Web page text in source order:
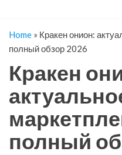
Home » Кракен онион:
полный обзор 2026
Кракен
полный